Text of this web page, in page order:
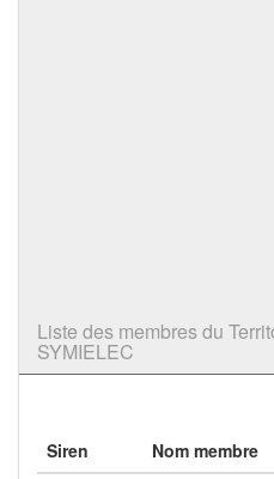
Liste des membres du
SYMIELEC
Siren Nom membre